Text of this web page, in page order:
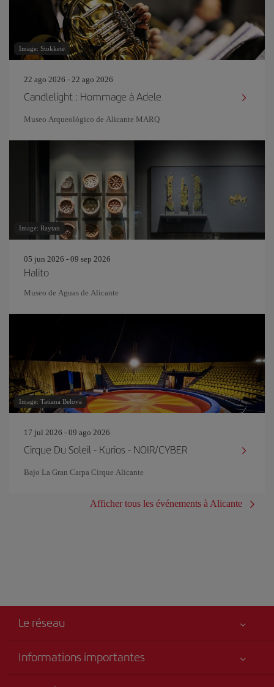
Image: Stokkete
22 ago 2026 - 22 ago 2026
Candlelight : Hommage à Adele
Museo Arqueológico de Alicante MARQ
Image: Raytan
05 jun 2026 - 09 sep 2026
Halito
Museo de Aguas de Alicante
Image: Tatiana Belova
17 jul 2026 - 09 ago 2026
Cirque Du Soleil - Kurios - NOIR/CYBER
Bajo La Gran Carpa Cirque Alicante
Afficher tous les événements à Alicante
Le réseau
Informations importantes